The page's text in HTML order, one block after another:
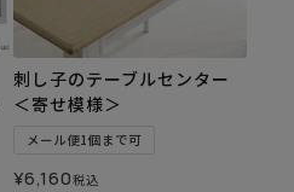
刺し子のテーブルセンター
＜寄せ模様＞
メール便1個まで可
¥6,160税込